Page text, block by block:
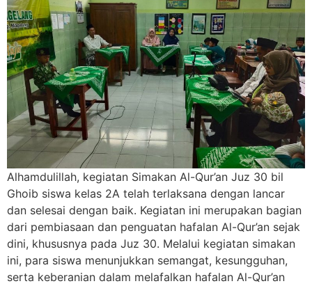
Alhamdulillah, kegiatan Simakan Al-Qur’an Juz 30 bil
Ghoib siswa kelas 2A telah terlaksana dengan lancar
dan selesai dengan baik. Kegiatan ini merupakan bagian
dari pembiasaan dan penguatan hafalan Al-Qur’an sejak
dini, khususnya pada Juz 30. Melalui kegiatan simakan
ini, para siswa menunjukkan semangat, kesungguhan,
serta keberanian dalam melafalkan hafalan Al-Qur’an